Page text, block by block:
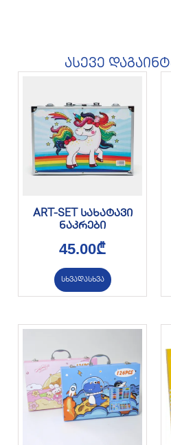
ასევე
ART-SET სახატავი
ნაკრები
45.00₾
სხვადასხვა